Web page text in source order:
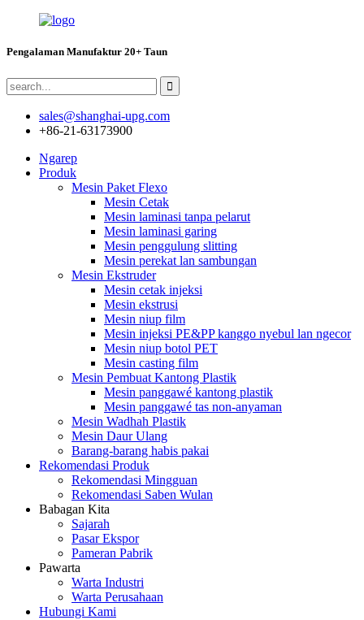
Pengalaman Manufaktur 20+ Taun
sales@shanghai-upg.com
+86-21-63173900
Ngarep
Produk
Mesin Paket Flexo
Mesin Cetak
Mesin laminasi tanpa pelarut
Mesin laminasi garing
Mesin penggulung slitting
Mesin perekat lan sambungan
Mesin Ekstruder
Mesin cetak injeksi
Mesin ekstrusi
Mesin niup film
Mesin injeksi PE&PP kanggo nyebul lan ngecor
Mesin niup botol PET
Mesin casting film
Mesin Pembuat Kantong Plastik
Mesin panggawé kantong plastik
Mesin panggawé tas non-anyaman
Mesin Wadhah Plastik
Mesin Daur Ulang
Barang-barang habis pakai
Rekomendasi Produk
Rekomendasi Mingguan
Rekomendasi Saben Wulan
Babagan Kita
Sajarah
Pasar Ekspor
Pameran Pabrik
Pawarta
Warta Industri
Warta Perusahaan
Hubungi Kami